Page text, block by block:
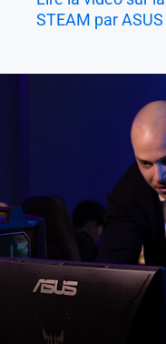
STEAM par ASUS